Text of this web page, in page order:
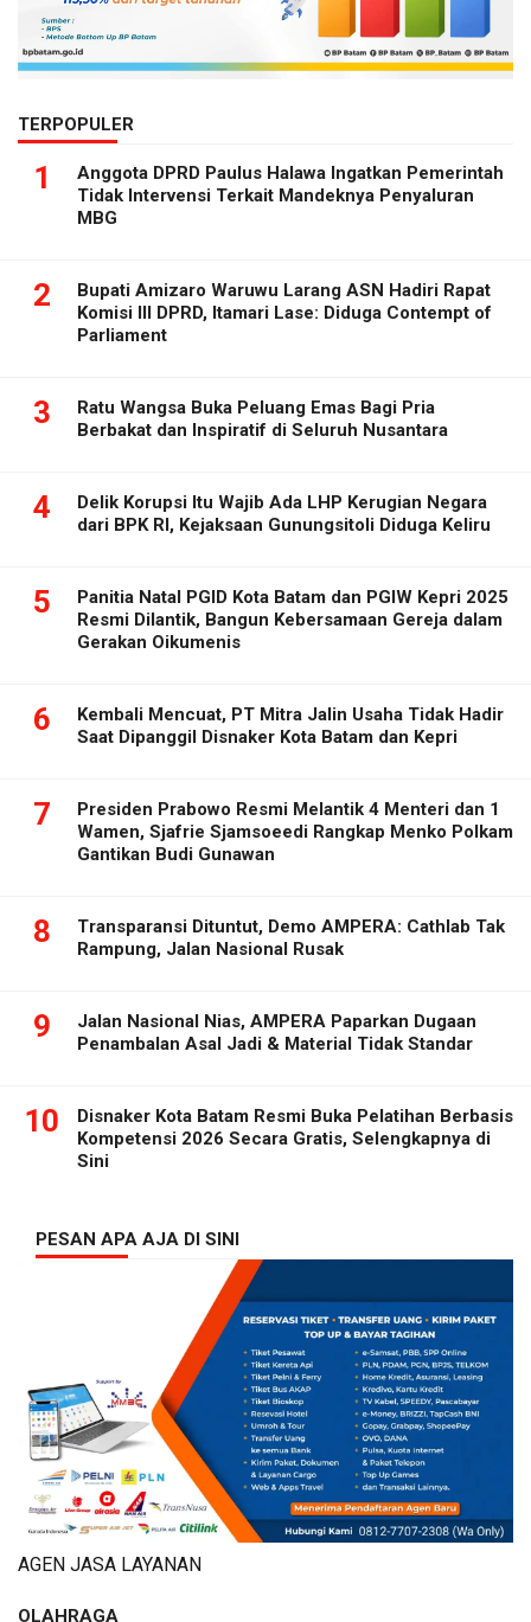
TERPOPULER
1
Anggota DPRD Paulus Halawa Ingatkan Pemerintah
Tidak Intervensi Terkait Mandeknya Penyaluran
MBG
2
Bupati Amizaro Waruwu Larang ASN Hadiri Rapat
Komisi III DPRD, Itamari Lase: Diduga Contempt of
Parliament
3
Ratu Wangsa Buka Peluang Emas Bagi Pria
Berbakat dan Inspiratif di Seluruh Nusantara
4
Delik Korupsi Itu Wajib Ada LHP Kerugian Negara
dari BPK RI, Kejaksaan Gunungsitoli Diduga Keliru
5
Panitia Natal PGID Kota Batam dan PGIW Kepri 2025
Resmi Dilantik, Bangun Kebersamaan Gereja dalam
Gerakan Oikumenis
6
Kembali Mencuat, PT Mitra Jalin Usaha Tidak Hadir
Saat Dipanggil Disnaker Kota Batam dan Kepri
7
Presiden Prabowo Resmi Melantik 4 Menteri dan 1
Wamen, Sjafrie Sjamsoeedi Rangkap Menko Polkam
Gantikan Budi Gunawan
8
Transparansi Dituntut, Demo AMPERA: Cathlab Tak
Rampung, Jalan Nasional Rusak
9
Jalan Nasional Nias, AMPERA Paparkan Dugaan
Penambalan Asal Jadi & Material Tidak Standar
10
Disnaker Kota Batam Resmi Buka Pelatihan Berbasis
Kompetensi 2026 Secara Gratis, Selengkapnya di
Sini
PESAN APA AJA DI SINI
AGEN JASA LAYANAN
OLAHRAGA